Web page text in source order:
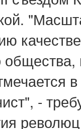
-